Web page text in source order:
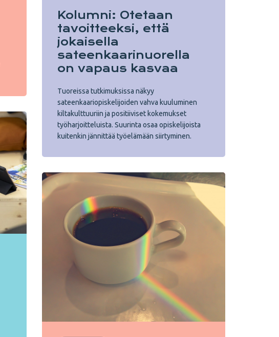
Kolumni: Otetaan
tavoitteeksi, että
jokaisella
sateenkaarinuorella
on vapaus kasvaa
Tuoreissa tutkimuksissa näkyy
sateenkaariopiskelijoiden vahva kuuluminen
kiltakulttuuriin ja positiiviset kokemukset
työharjoitteluista. Suurinta osaa opiskelijoista
kuitenkin jännittää työelämään siirtyminen.